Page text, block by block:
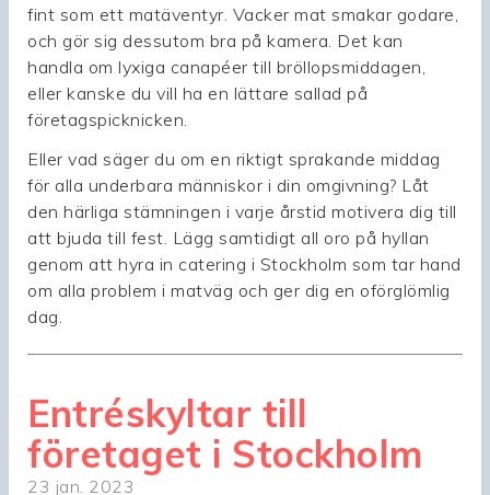
fint som ett matäventyr. Vacker mat smakar godare,
och gör sig dessutom bra på kamera. Det kan
handla om lyxiga canapéer till bröllopsmiddagen,
eller kanske du vill ha en lättare sallad på
företagspicknicken.
Eller vad säger du om en riktigt sprakande middag
för alla underbara människor i din omgivning? Låt
den härliga stämningen i varje årstid motivera dig till
att bjuda till fest. Lägg samtidigt all oro på hyllan
genom att hyra in catering i Stockholm som tar hand
om alla problem i matväg och ger dig en oförglömlig
dag.
Entréskyltar till
företaget i Stockholm
23 jan. 2023